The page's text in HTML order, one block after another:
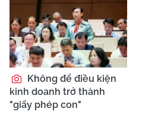
Không để điều kiện
kinh doanh trở thành
"giấy phép con"